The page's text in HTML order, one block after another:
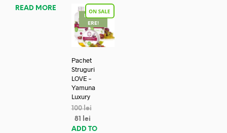
READ MORE
REDUC
ERE!
Pachet
Struguri
LOVE –
Yamuna
Luxury
100lei
81
lei
ADD TO